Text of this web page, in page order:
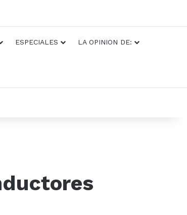
ESPECIALES LA OPINION DE: